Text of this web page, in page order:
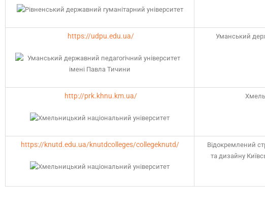
https://udpu.edu.ua/
Уманський
http://prk.khnu.km.ua/
https://knutd.edu.ua/knutdcolleges/collegeknutd/
Відокремлений
та дизайну